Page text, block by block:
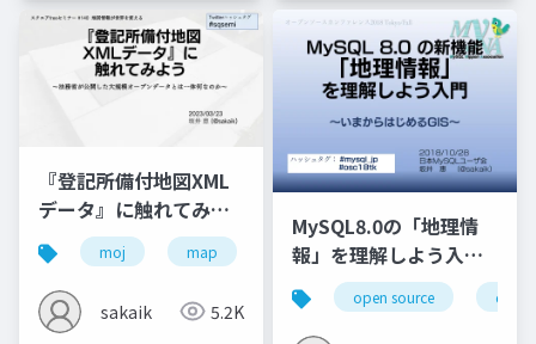
『登記所備付地図XML
データ』に触れてみよ
う〜法務省が公開した
大規模オープンデータ
とは一体何なのか〜
moj map xml gis opensquare
sakaik 5.2K
MySQL8.0の「地理情
報」を理解しよう入門
～いまからはじめるGIS
open source